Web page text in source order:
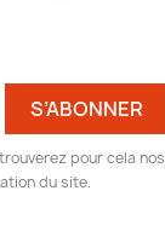
pour cela nos
du site.